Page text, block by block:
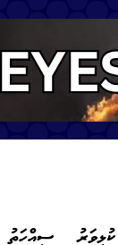
ސިއްހަތު ކުޅިވަރު